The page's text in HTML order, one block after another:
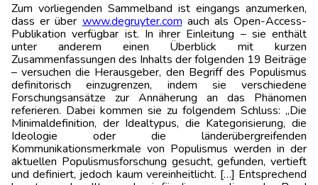
Zum vorliegenden Sammelband ist eingangs anzumerken,
dass er über www.degruyter.com auch als Open-Access-
Publikation verfügbar ist. In ihrer Einleitung – sie enthält
unter anderem einen Überblick mit kurzen
Zusammenfassungen des Inhalts der folgenden 19 Beiträge
– versuchen die Herausgeber, den Begriff des Populismus
definitorisch einzugrenzen, indem sie verschiedene
Forschungsansätze zur Annäherung an das Phänomen
referieren. Dabei kommen sie zu folgendem Schluss: „Die
Minimaldefinition, der Idealtypus, die Kategorisierung, die
Ideologie oder die länderübergreifenden
Kommunikationsmerkmale von Populismus werden in der
aktuellen Populismusforschung gesucht, gefunden, vertieft
und definiert, jedoch kaum vereinheitlicht. […] Entsprechend